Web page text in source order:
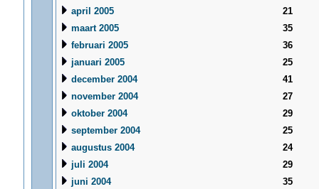
april 2005
21
maart 2005
35
februari 2005
36
januari 2005
25
december 2004
41
november 2004
27
oktober 2004
29
september 2004
25
augustus 2004
24
juli 2004
29
juni 2004
35